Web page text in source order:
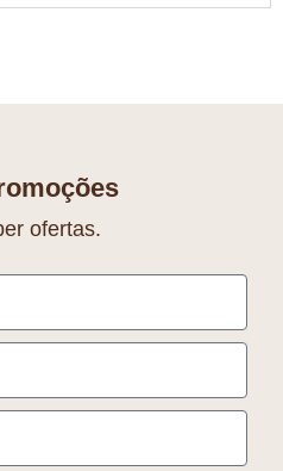
ofertas.